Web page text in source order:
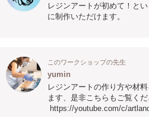
レジンアートが初めて！と
に制作いただけます。
このワークショップの先生
yumin
レジンアートの作り方や材
ます、是非こちらもご覧く
https://youtube.com/c/